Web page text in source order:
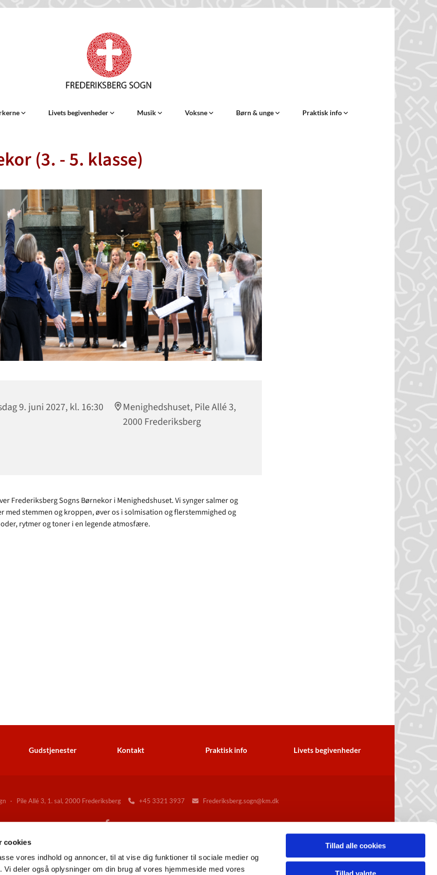
cookies
vores indhold og annoncer, til at vise dig funktioner til sociale medier og
deler også oplysninger om din brug af vores hjemmeside med vores
Tillad alle cookies
Tillad valgte
Livets begivenheder Musik Voksne Børn & unge Praktisk info
(3. - 5. klasse)
9. juni 2027, kl. 16:30
Menighedshuset, Pile Allé 3,
2000 Frederiksberg
Frederiksberg Sogns Børnekor i Menighedshuset. Vi synger salmer og
med stemmen og kroppen, øver os i solmisation og flerstemmighed og
rytmer og toner i en legende atmosfære.
Gudstjenester Kontakt Praktisk info Livets begivenheder
· Pile Allé 3, 1. sal, 2000 Frederiksberg +45 3321 3937 Frederiksberg.sogn@km.dk
Gå til Folkekirken på Frederiksberg